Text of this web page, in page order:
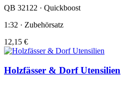
QB 32122 · Quickboost
1:32 · Zubehörsatz
12,15 €
Holzfässer & Dorf Utensilien